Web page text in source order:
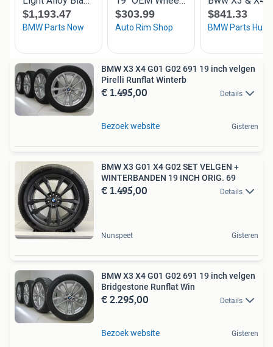
BMW X3 X4 G01 G02 691 19 inch velgen
Pirelli Runflat Winterb
€ 1.495,00 Details
Bezoek website Gisteren
BMW X3 G01 X4 G02 SET VELGEN +
WINTERBANDEN 19 INCH ORIG. 69
€ 1.495,00 Details
Nunspeet Gisteren
BMW X3 X4 G01 G02 691 19 inch velgen
Bridgestone Runflat Win
€ 2.295,00 Details
Bezoek website Gisteren